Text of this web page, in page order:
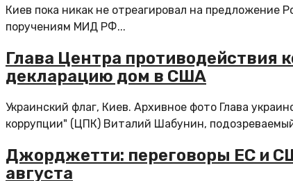
Киев пока никак не отреагировал на предложение
поручениям МИД РФ...
Глава Центра противодействия
декларацию дом в США
Украинский флаг, Киев. Архивное фото Глава
коррупции" (ЦПК) Виталий Шабунин,
Джорджетти: переговоры ЕС и
августа